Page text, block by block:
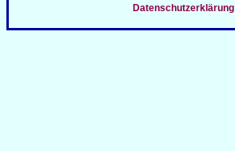
Datenschutzerklärung